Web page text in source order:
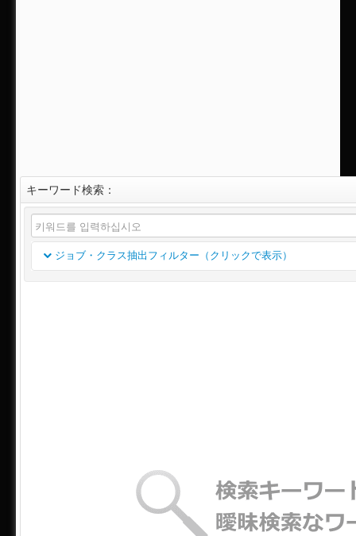
キーワード検索：
ジョブ・クラス抽出フィルター（クリックで表示）